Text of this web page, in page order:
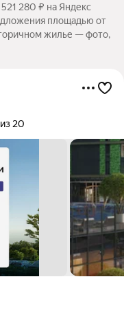
280 ₽ на Яндекс
площадью от
жилье — фото,
20